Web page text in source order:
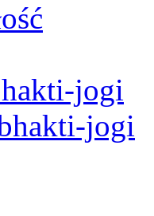
jogi
jogi